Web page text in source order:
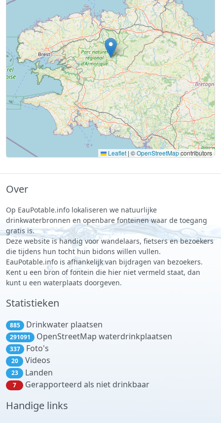
Leaflet | ©OpenStreetMapcontributors
Over
Op EauPotable.info lokaliseren we natuurlijke
drinkwaterbronnen en openbare fonteinen waar de toegang
gratis is.
Deze website is handig voor wandelaars, fietsers en bezoekers
die tijdens hun tocht hun bidons willen vullen.
EauPotable.info is afhankelijk van bijdragen van bezoekers.
Kent u een bron of fontein die hier niet vermeld staat, dan
kunt u een waterplaats doorgeven.
Statistieken
885 Drinkwater plaatsen
291091 OpenStreetMap waterdrinkplaatsen
337 Foto's
20 Videos
23 Landen
7 Gerapporteerd als niet drinkbaar
Handige links